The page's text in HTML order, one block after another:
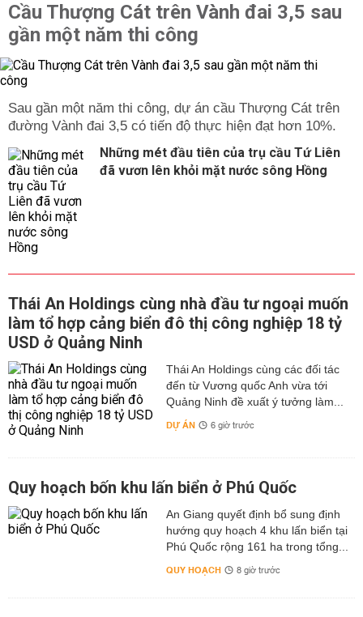
Cầu Thượng Cát trên Vành đai 3,5 sau
gần một năm thi công
Sau gần một năm thi công, dự án cầu Thượng Cát trên
đường Vành đai 3,5 có tiến độ thực hiện đạt hơn 10%.
Những mét đầu tiên của trụ cầu Tứ Liên
đã vươn lên khỏi mặt nước sông Hồng
Thái An Holdings cùng nhà đầu tư ngoại muốn
làm tổ hợp cảng biển đô thị công nghiệp 18 tỷ
USD ở Quảng Ninh
Thái An Holdings cùng các đối tác
đến từ Vương quốc Anh vừa tới
Quảng Ninh đề xuất ý tưởng làm...
DỰ ÁN 6 giờ trước
Quy hoạch bốn khu lấn biển ở Phú Quốc
An Giang quyết định bổ sung định
hướng quy hoạch 4 khu lấn biển tại
Phú Quốc rộng 161 ha trong tổng...
QUY HOẠCH 8 giờ trước